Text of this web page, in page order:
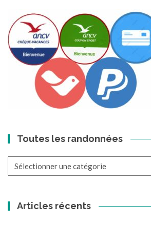
Toutes les randonnées
Toutes
Articles récents